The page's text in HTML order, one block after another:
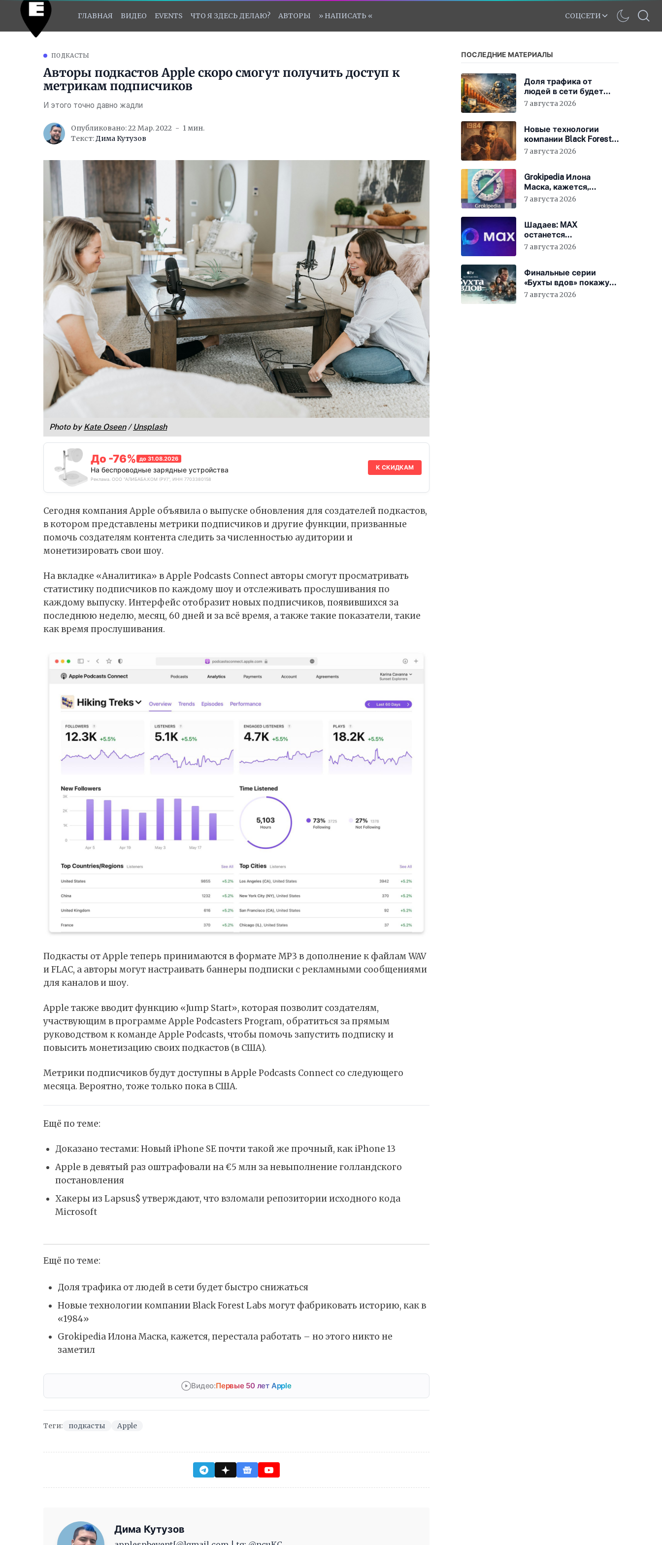
ГЛАВНАЯ ВИДЕО EVENTS ЧТО Я ЗДЕСЬ ДЕЛАЮ? АВТОРЫ » НАПИСАТЬ « СОЦСЕТИ
ПОДКАСТЫ
Авторы подкастов Apple скоро смогут получить доступ к
метрикам подписчиков
И этого точно давно жадли
Опубликовано: 22 Мар. 2022
1 мин.
Текст:Дима Кутузов
Photo by Kate Oseen/Unsplash
До -76% до 31.08.2026
На беспроводные зарядные устройства
Реклама. ООО "АЛИБАБА.КОМ (РУ)", ИНН 7703380158
К СКИДКАМ
Сегодня компания Apple объявила о выпуске обновления для создателей подкастов,
в котором представлены метрики подписчиков и другие функции, призванные
помочь создателям контента следить за численностью аудитории и
монетизировать свои шоу.
На вкладке «Аналитика» в Apple Podcasts Connect авторы смогут просматривать
статистику подписчиков по каждому шоу и отслеживать прослушивания по
каждому выпуску. Интерфейс отобразит новых подписчиков, появившихся за
последнюю неделю, месяц, 60 дней и за всё время, а также такие показатели, такие
как время прослушивания.
Подкасты от Apple теперь принимаются в формате MP3 в дополнение к файлам WAV
и FLAC, а авторы могут настраивать баннеры подписки с рекламными сообщениями
для каналов и шоу.
Apple также вводит функцию «Jump Start», которая позволит создателям,
участвующим в программе Apple Podcasters Program, обратиться за прямым
руководством к команде Apple Podcasts, чтобы помочь запустить подписку и
повысить монетизацию своих подкастов (в США).
Метрики подписчиков будут доступны в Apple Podcasts Connect со следующего
месяца. Вероятно, тоже только пока в США.
Ещё по теме:
Доказано тестами: Новый iPhone SE почти такой же прочный, как iPhone 13
Apple в девятый раз оштрафовали на €5 млн за невыполнение голландского
постановления
Хакеры из Lapsus$ утверждают, что взломали репозитории исходного кода
Microsoft
Ещё по теме:
Доля трафика от людей в сети будет быстро снижаться
Новые технологии компании Black Forest Labs могут фабриковать историю, как в
«1984»
Grokipedia Илона Маска, кажется, перестала работать – но этого никто не
заметил
Видео:Первые 50 лет Apple
Теги: подкасты Apple
Дима Кутузов
ПОСЛЕДНИЕ МАТЕРИАЛЫ
Доля трафика от
людей в сети будет
быстро снижаться
7 августа 2026
Новые технологии
компании Black Forest
Labs могут
7 августа 2026
Grokipedia Илона
Маска, кажется,
перестала работать –
7 августа 2026
Шадаев: MAX
останется
национальным
7 августа 2026
Финальные серии
«Бухты вдов» покажут
в кинотеатрах
7 августа 2026